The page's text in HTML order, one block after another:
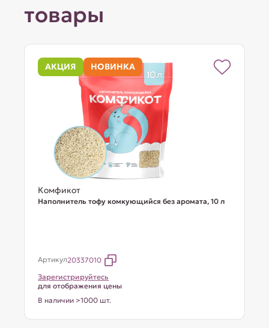
товары
АКЦИЯ НОВИНКА
Комфикот
Наполнитель тофу комкующийся без аромата, 10 л
Артикул20337010
Зарегистрируйтесь
для отображения цены
В наличии >1000 шт.